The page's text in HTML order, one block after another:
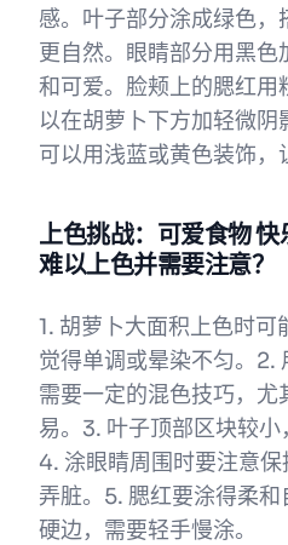
感。叶子部分涂成绿色
更自然。眼睛部分用黑色
和可爱。脸颊上的腮红用
以在胡萝卜下方加轻微
可以用浅蓝或黄色装饰，
上色挑战：可爱食物
难以上色并需要注意？
1. 胡萝卜大面积上色时可
觉得单调或晕染不匀。2.
需要一定的混色技巧，尤
易。3. 叶子顶部区块较小
4. 涂眼睛周围时要注意
弄脏。5. 腮红要涂得柔
硬边，需要轻手慢涂。